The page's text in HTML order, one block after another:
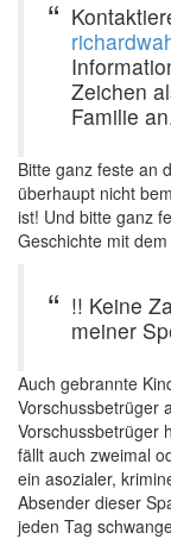
Zeichen
Familie
Bitte ganz feste an
überhaupt nicht
ist! Und bitte ganz
Geschichte mit
!! Keine
meiner
Auch gebrannte
Vorschussbetrüger
Vorschussbetrüger
fällt auch zweimal
ein asozialer,
Absender dieser
jeden Tag